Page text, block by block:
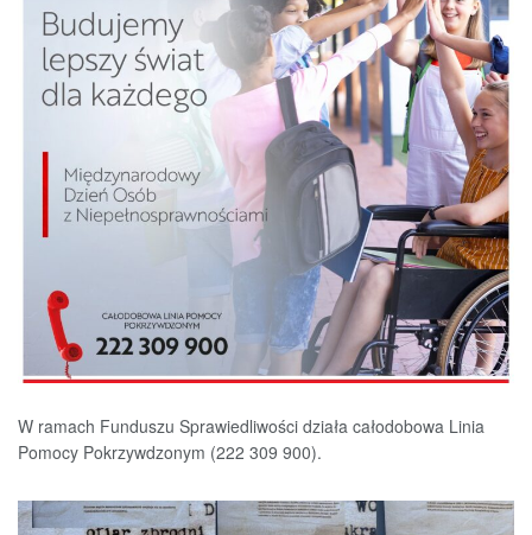
W ramach Funduszu Sprawiedliwości działa całodobowa Linia
Pomocy Pokrzywdzonym (222 309 900).